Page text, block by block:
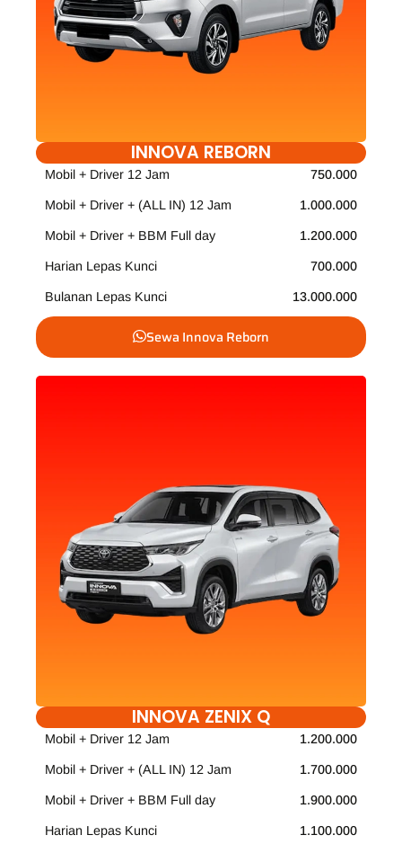
INNOVA REBORN
Mobil + Driver 12 Jam 750.000
Mobil + Driver + (ALL IN) 12 Jam 1.000.000
Mobil + Driver + BBM Full day 1.200.000
Harian Lepas Kunci 700.000
Bulanan Lepas Kunci 13.000.000
Sewa Innova Reborn
INNOVA ZENIX Q
Mobil + Driver 12 Jam 1.200.000
Mobil + Driver + (ALL IN) 12 Jam 1.700.000
Mobil + Driver + BBM Full day 1.900.000
Harian Lepas Kunci 1.100.000